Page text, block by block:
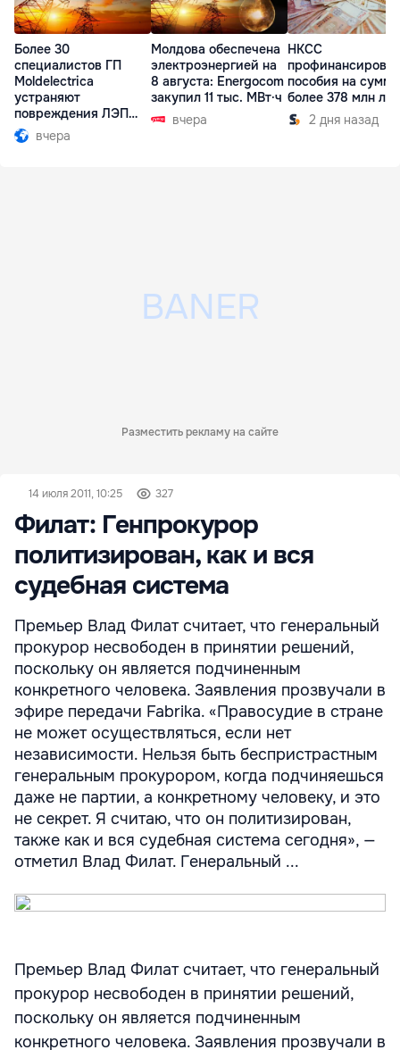
Более 30
специалистов ГП
Moldelectrica
устраняют
повреждения ЛЭП
Бельцы-Днестровск
вчера
Молдова обеспечена
электроэнергией на
8 августа: Energocom
закупил 11 тыс. МВт·ч
вчера
НКСС
пособия на сумму
более 378 млн
2 дня назад
Разместить рекламу на сайте
14 июля 2011, 10:25 327
Филат: Генпрокурор
политизирован, как и вся
судебная система
Премьер Влад Филат считает, что генеральный
прокурор несвободен в принятии решений,
поскольку он является подчиненным
конкретного человека. Заявления прозвучали в
эфире передачи Fabrika. «Правосудие в стране
не может осуществляться, если нет
независимости. Нельзя быть беспристрастным
генеральным прокурором, когда подчиняешься
даже не партии, а конкретному человеку, и это
не секрет. Я считаю, что он политизирован,
также как и вся судебная система сегодня», —
отметил Влад Филат. Генеральный ...
Премьер Влад Филат считает, что генеральный
прокурор несвободен в принятии решений,
поскольку он является подчиненным
конкретного человека. Заявления прозвучали в